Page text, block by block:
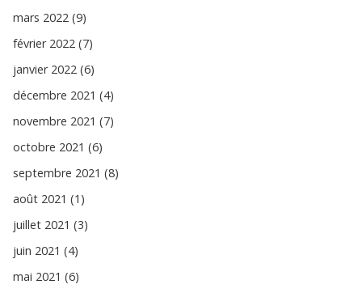
mars 2022 (9)
février 2022 (7)
janvier 2022 (6)
décembre 2021 (4)
novembre 2021 (7)
octobre 2021 (6)
septembre 2021 (8)
août 2021 (1)
juillet 2021 (3)
juin 2021 (4)
mai 2021 (6)